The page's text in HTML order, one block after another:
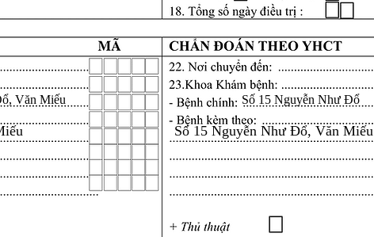
Văn Miếu Số 15 Nguyễn Như Đổ
Số 15 Nguyễn Như Đổ, Văn Miếu